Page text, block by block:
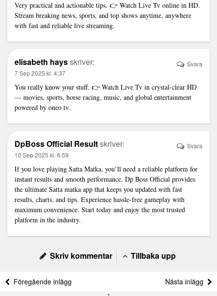
Very practical and actionable tips. 👉 Watch Live Tv online in HD.
Stream breaking news, sports, and top shows anytime, anywhere
with fast and reliable live streaming.
elisabeth haysskriver:
7 Sep 2025 kl. 4:37
You really know your stuff. 👉 Watch Live Tv in crystal-clear HD
— movies, sports, horse racing, music, and global entertainment
powered by oneo tv.
Svara
DpBoss Official Resultskriver:
10 Sep 2025 kl. 6:59
If you love playing Satta Matka, you’ll need a reliable platform for
instant results and smooth performance. Dp Boss Official provides
the ultimate Satta matka app that keeps you updated with fast
results, charts, and tips. Experience hassle-free gameplay with
maximum convenience. Start today and enjoy the most trusted
platform in the industry.
Svara
Skriv kommentar Tillbaka upp
Föregående inlägg Nästa inlägg